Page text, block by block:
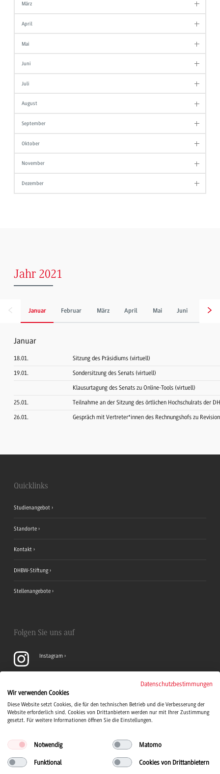
März
April
Mai
Juni
Juli
August
September
Oktober
November
Dezember
Jahr 2021
Januar Februar März April Mai Juni Juli
Januar
18.01. Sitzung des Präsidiums (virtuell)
19.01. Sondersitzung des Senats (virtuell)
Klausurtagung des Senats zu Online-Tools (virtuell)
25.01. Teilnahme an der Sitzung des örtlichen Hochschulrats der
26.01. Gespräch mit Vertreter*innen des Rechnungshofs zu
Quicklinks
Studienangebot
Standorte
Kontakt
DHBW-Stiftung
Stellenangebote
Folgen Sie uns auf
Instagram
LinkedIn
Datenschutzbestimmungen
Wir verwenden Cookies
Diese Website setzt Cookies, die für den technischen Betrieb und die Verbesserung der
Website erforderlich sind. Cookies von Drittanbietern werden nur mit Ihrer Zustimmung
gesetzt. Für weitere Informationen öffnen Sie die Einstellungen.
Notwendig Matomo
Funktional Cookies von Drittanbietern